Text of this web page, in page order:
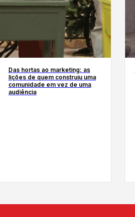
Das hortas ao marketing: as
lições de quem construiu uma
comunidade em vez de uma
audiência